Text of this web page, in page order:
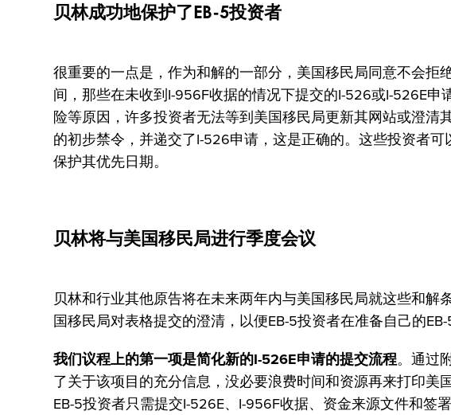
贝林成功地保护了EB-5投资者
很重要的一点是，作为和解的一部分，美国移民局同意不会
间，那些在未收到I-956F收据的情况下提交的I-526或I-526E
险等原因，许多投资者无法等到美国移民局更新其网站或澄
的初步禁令，并递交了I-526申请，这是正确的。这些投资者
保护其优先日期。
贝林将与美国移民局进行季度会议
贝林和行业其他原告将在未来两年内与美国移民局就这些和解
国移民局对表格提交的澄清，以便EB-5投资者在准备自己的EB-
我们议程上的第一项是简化新的I-526E申请的提交流程。通过
了关于该项目的充分信息，没必要浪费时间和资源再来打印美
EB-5投资者只需提交I-526E、I-956F收据、资金来源文件和签